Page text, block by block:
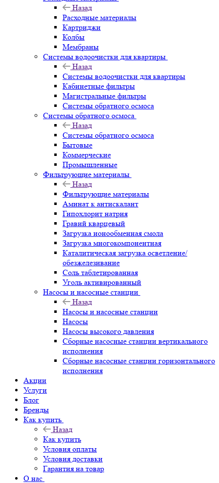
Назад
Расходные материалы
Картриджи
Колбы
Мембраны
Системы водоочистки для квартиры
Назад
Системы водоочистки для квартиры
Кабинетные фильтры
Магистральные фильтры
Системы обратного осмоса
Системы обратного осмоса
Назад
Системы обратного осмоса
Бытовые
Коммерческие
Промышленные
Фильтрующие материалы
Назад
Фильтрующие материалы
Аминат к антискалант
Гипохлорит натрия
Гравий кварцевый
Загрузка ионообменная смола
Загрузка многокомпонентная
Каталитическая загрузка осветление/
обезжелезивание
Соль таблетированная
Уголь активированный
Насосы и насосные станции
Назад
Насосы и насосные станции
Насосы
Насосы высокого давления
Сборные насосные станции вертикального
исполнения
Сборные насосные станции горизонтального
исполнения
Акции
Услуги
Блог
Бренды
Как купить
Назад
Как купить
Условия оплаты
Условия доставки
Гарантия на товар
О нас